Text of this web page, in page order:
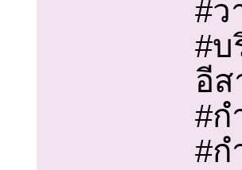
#ว
#บ
อี
#ก
#